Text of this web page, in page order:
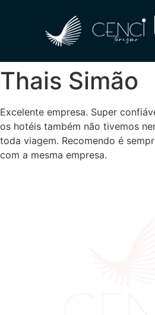
Thais Simão
Excelente empresa. Super
os hotéis também não tivemos
toda viagem. Recomendo é
com a mesma empresa.